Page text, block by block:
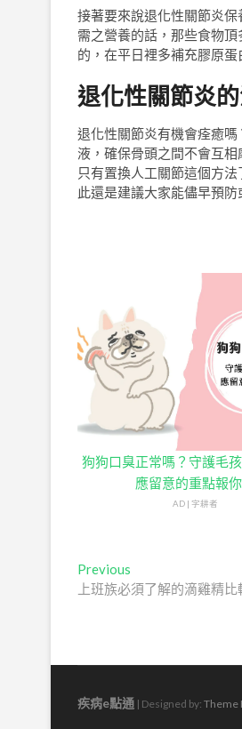
接著要來說退化性關節炎
需之營養的話，那些食物
的，在平日裡多補充膠原
退化性關節炎
退化性關節炎有機會痊癒
液，確保骨頭之間不會互
只有置換人工關節這個方
此還是建議大家能儘早預
狗狗口臭正常嗎？守護毛
應留意的重點報
AD | 字耕者
文
章
覽
Previous
post:
上班族必須了解的滴雞精比
疾病e點通 | Designed by: Theme